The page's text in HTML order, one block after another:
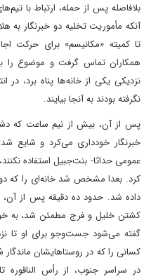
بلافاصله پس از حمله، ارتباط با
آنکه مأموریت تخلیه دو خبرنگار به
تا کمیته «مکانیسم» برای حرکت
همکاران تماس گرفت و موضوع را
نزدیکی یکی از خانه‌ها پناه برد، در
نگرفته بودند به آنجا بیایند.
پس از آن، بیش از نیم ساعت که
خبرنگار خودداری می‌کرد و شایع
عمومی حداثا- بنت‌جبیل استفاده
کرد. بعدا مشخص شد خانه‌ای را که دو
داده شد. حدود ده دقیقه پس از
کشتن خلیل و فرج مطمئن شد، به
گفته می‌شود جست‌وجو برای او تا
کسانی را که در روستاهایشان
در سراسر جنوب، از رأس